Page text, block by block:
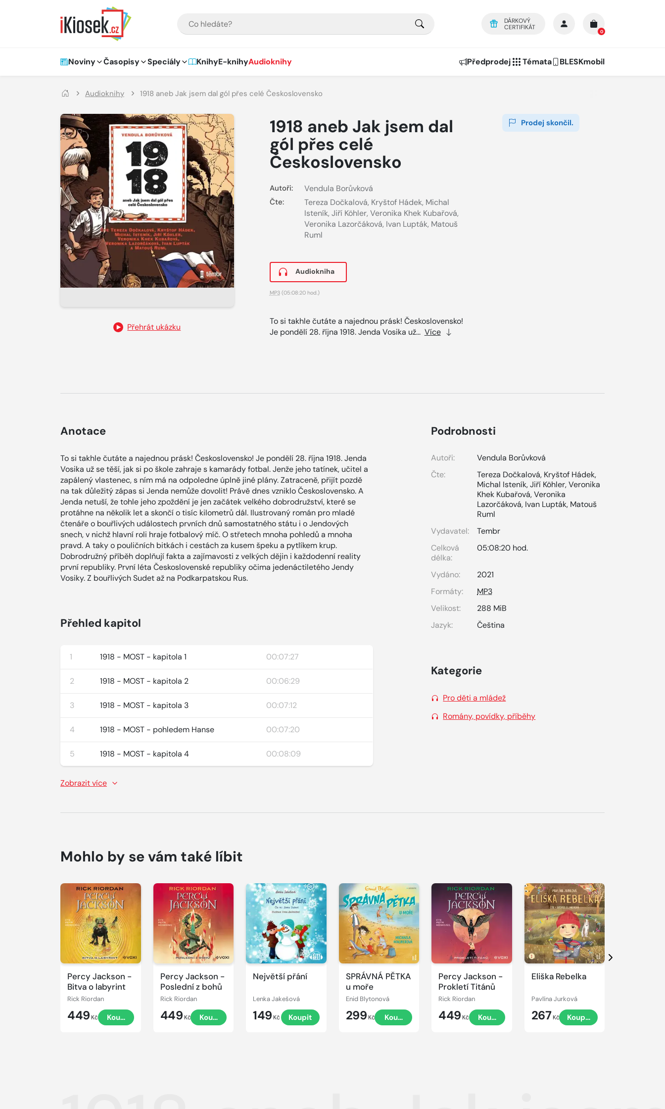
DÁRKOVÝ
CERTIFIKÁT
0
Hlavní navigace
Noviny Časopisy Speciály KnihyE-knihyAudioknihy Předprodej Témata BLESKmobil
Audioknihy 1918 aneb Jak jsem dal gól přes celé Československo
Přehrát ukázku
1918 aneb Jak jsem dal
gól přes celé
Československo
Autoři: Vendula Borůvková
Čte: Tereza Dočkalová, Kryštof Hádek, Michal
Isteník, Jiří Köhler, Veronika Khek Kubařová,
Veronika Lazorčáková, Ivan Lupták, Matouš
Ruml
Audiokniha
MP3(05:08:20 hod.)
To si takhle čutáte a najednou prásk! Československo!
Je pondělí 28. října 1918. Jenda Vosika už... Více
Prodej skončil.
Anotace
To si takhle čutáte a najednou prásk! Československo! Je pondělí 28. října 1918. Jenda
Vosika už se těší, jak si po škole zahraje s kamarády fotbal. Jenže jeho tatínek, učitel a
zapálený vlastenec, s ním má na odpoledne úplně jiné plány. Zatraceně, přijít pozdě
na tak důležitý zápas si Jenda nemůže dovolit! Právě dnes vzniklo Československo. A
Jenda netuší, že tohle jeho zpoždění je jen začátek velkého dobrodružství, které se
protáhne na několik let a skončí o tisíc kilometrů dál. Ilustrovaný román pro mladé
čtenáře o bouřlivých událostech prvních dnů samostatného státu i o Jendových
snech, v nichž hlavní roli hraje fotbalový míč. O střetech mnoha pohledů a mnoha
pravd. A taky o pouličních bitkách i cestách za kusem špeku a pytlíkem krup.
Dobrodružný příběh doplňují fakta a zajímavosti z velkých dějin i každodenní reality
první republiky. První léta Československé republiky očima jedenáctiletého Jendy
Vosiky. Z bouřlivých Sudet až na Podkarpatskou Rus.
Přehled kapitol
1 1918 - MOST - kapitola 1 00:07:27
2 1918 - MOST - kapitola 2 00:06:29
3 1918 - MOST - kapitola 3 00:07:12
4 1918 - MOST - pohledem Hanse 00:07:20
5 1918 - MOST - kapitola 4 00:08:09
Zobrazit více
Podrobnosti
Autoři:
Vendula Borůvková
Čte:
Tereza Dočkalová, Kryštof Hádek,
Michal Isteník,Jiří Köhler,Veronika
Khek Kubařová,Veronika
Lazorčáková, Ivan Lupták, Matouš
Ruml
Vydavatel:
Tembr
Celková
délka:
05:08:20 hod.
Vydáno:
2021
Formáty:
MP3
Velikost:
288 MiB
Jazyk:
Čeština
Kategorie
Pro děti a mládež
Romány, povídky, příběhy
Mohlo by se vám také líbit
Percy Jackson -
Bitva o labyrint
Rick Riordan
449 Kč Koupit
Přehrát
ukázku
Percy Jackson -
Poslední z bohů
Rick Riordan
449 Kč Koupit
Přehrát
ukázku
Největší přání
Lenka Jakešová
149 Kč Koupit
Přehrát
ukázku
SPRÁVNÁ PĚTKA
u moře
Enid Blytonová
299 Kč Koupit
Přehrát
ukázku
Percy Jackson -
Prokletí Titánů
Rick Riordan
449 Kč Koupit
Přehrát
ukázku
Eliška Rebelka
Pavlína Jurková
267 Kč Koupit
Přehrát
ukázku
Další